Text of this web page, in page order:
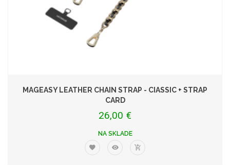
MAGEASY LEATHER CHAIN STRAP - CIASSIC + STRAP
CARD
26,00 €
NA SKLADE